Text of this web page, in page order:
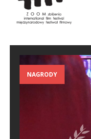
NAGRODY